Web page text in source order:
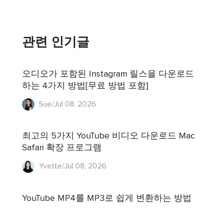
관련 인기글
오디오가 포함된 Instagram 릴스을 다운로드
하는 4가지 방법[무료 방법 포함]
Sue/Jul 08, 2026
최고의 5가지 YouTube 비디오 다운로드 Mac
Safari 확장 프로그램
Yvette/Jul 08, 2026
YouTube MP4를 MP3로 쉽게 변환하는 방법